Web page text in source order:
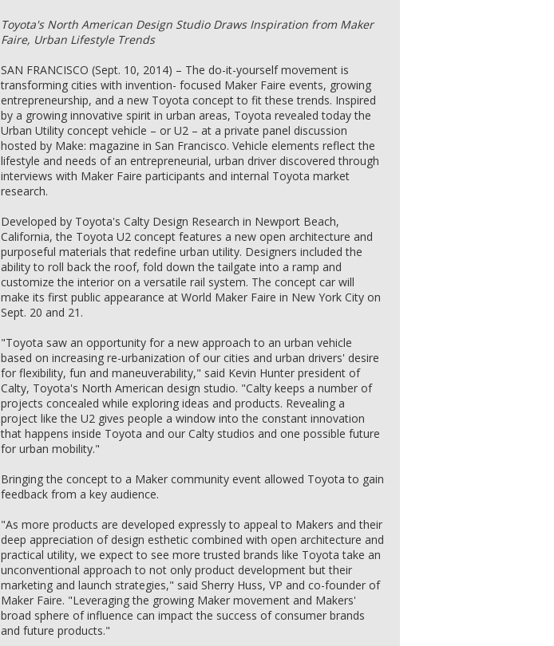
Toyota's North American Design Studio Draws Inspiration from Maker
Faire, Urban Lifestyle Trends
SAN FRANCISCO (Sept. 10, 2014) – The do-it-yourself movement is
transforming cities with invention- focused Maker Faire events, growing
entrepreneurship, and a new Toyota concept to fit these trends. Inspired
by a growing innovative spirit in urban areas, Toyota revealed today the
Urban Utility concept vehicle – or U2 – at a private panel discussion
hosted by Make: magazine in San Francisco. Vehicle elements reflect the
lifestyle and needs of an entrepreneurial, urban driver discovered through
interviews with Maker Faire participants and internal Toyota market
research.
Developed by Toyota's Calty Design Research in Newport Beach,
California, the Toyota U2 concept features a new open architecture and
purposeful materials that redefine urban utility. Designers included the
ability to roll back the roof, fold down the tailgate into a ramp and
customize the interior on a versatile rail system. The concept car will
make its first public appearance at World Maker Faire in New York City on
Sept. 20 and 21.
"Toyota saw an opportunity for a new approach to an urban vehicle
based on increasing re-urbanization of our cities and urban drivers' desire
for flexibility, fun and maneuverability," said Kevin Hunter president of
Calty, Toyota's North American design studio. "Calty keeps a number of
projects concealed while exploring ideas and products. Revealing a
project like the U2 gives people a window into the constant innovation
that happens inside Toyota and our Calty studios and one possible future
for urban mobility."
Bringing the concept to a Maker community event allowed Toyota to gain
feedback from a key audience.
"As more products are developed expressly to appeal to Makers and their
deep appreciation of design esthetic combined with open architecture and
practical utility, we expect to see more trusted brands like Toyota take an
unconventional approach to not only product development but their
marketing and launch strategies," said Sherry Huss, VP and co-founder of
Maker Faire. "Leveraging the growing Maker movement and Makers'
broad sphere of influence can impact the success of consumer brands
and future products."